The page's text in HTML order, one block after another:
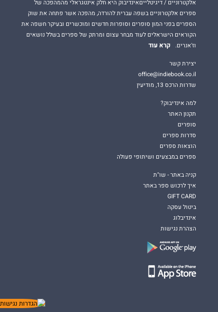
אלקטרוניים / דיגיטלייםאינדיבוק היא חלק אינטגראלי מהמהפכה של
ספרים אלקטרוניים בשפה עברית להורדה, מהפכה אשר פתחה את שוק
הספרים בפני המון סופרים וסופרות חדשים ומוכשרים ובעיקר חשפה את
הקוראים הישראלים לעוד מבחר עצום ומרתק של ספרים בשלל נושאים
וז'אנרים.
קרא עוד
יצירת קשר
office@indiebook.co.il
שדרות הרכס 13, מודיעין
למה אינדיבוק?
תקנון האתר
סופרים
סדרות ספרים
הוצאות ספרים
ספרים במבצעים ושיתופי פעולה
קניה באתר - שו"ת
איך לרכוש ספר באתר
GIFT CARD
ביטול עסקה
אינדיבלוג
הצהרת נגישות